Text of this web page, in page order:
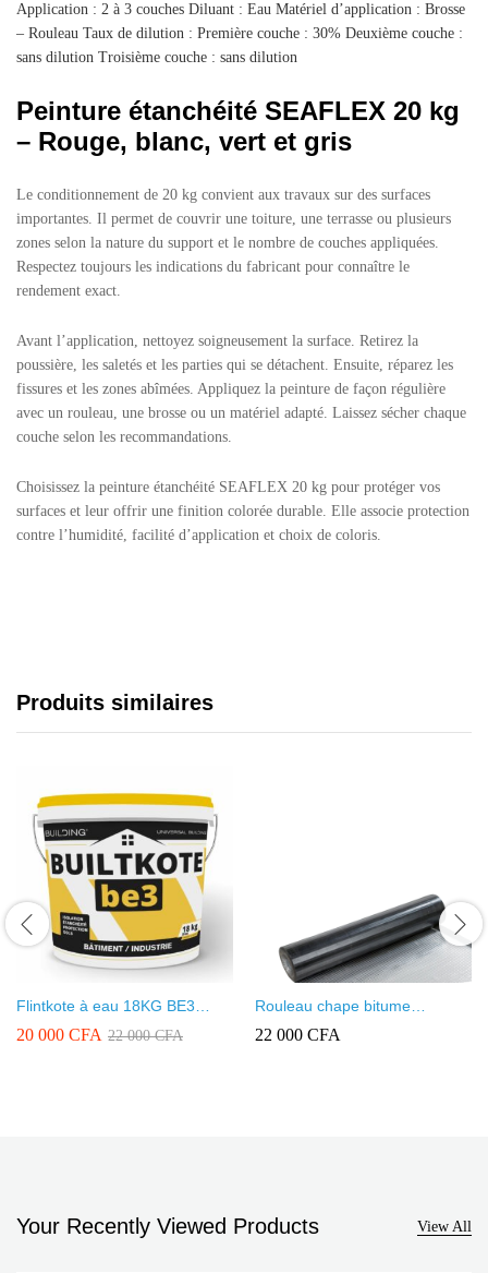
Application : 2 à 3 couches Diluant : Eau Matériel d’application : Brosse
– Rouleau Taux de dilution : Première couche : 30% Deuxième couche :
sans dilution Troisième couche : sans dilution
Peinture étanchéité SEAFLEX 20 kg
– Rouge, blanc, vert et gris
Le conditionnement de 20 kg convient aux travaux sur des surfaces
importantes. Il permet de couvrir une toiture, une terrasse ou plusieurs
zones selon la nature du support et le nombre de couches appliquées.
Respectez toujours les indications du fabricant pour connaître le
rendement exact.
Avant l’application, nettoyez soigneusement la surface. Retirez la
poussière, les saletés et les parties qui se détachent. Ensuite, réparez les
fissures et les zones abîmées. Appliquez la peinture de façon régulière
avec un rouleau, une brosse ou un matériel adapté. Laissez sécher chaque
couche selon les recommandations.
Choisissez la peinture étanchéité SEAFLEX 20 kg pour protéger vos
surfaces et leur offrir une finition colorée durable. Elle associe protection
contre l’humidité, facilité d’application et choix de coloris.
Produits similaires
Flintkote à eau 18KG BE3
BUILTKOTE
20 000 CFA 22 000CFA
Rouleau chape bitume
aluminium Tunisien (pax alu)
22 000 CFA
Your Recently Viewed Products View All